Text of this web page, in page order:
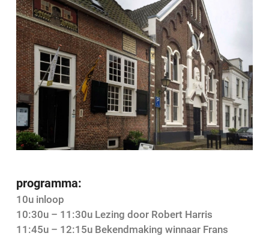
programma:
10u inloop
10:30u – 11:30u Lezing door Robert Harris
11:45u – 12:15u Bekendmaking winnaar Frans